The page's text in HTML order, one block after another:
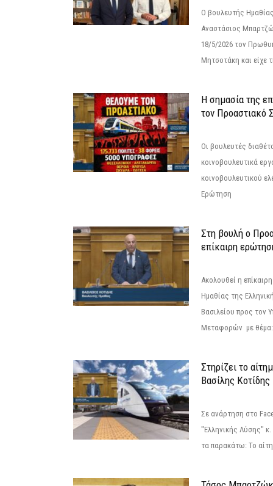
Ο βουλευτής
Αναστάσιος
18/5/2026 τον
Μητσοτάκη και είχε
Η σημασία της
τον Προαστιακό
Οι βουλευτές
κοινοβουλευτικά
κοινοβουλευτικού
Ερώτηση
Στη βουλή ο
επίκαιρη
Ακολουθεί η
Ημαθίας της
Βασιλείου προς τον
Μεταφορών με θέμα:
Στηρίζει το
Βασίλης Κοτίδης
Σε ανάρτηση στο
"Ελληνικής Λύσης"
τα παρακάτω: Το